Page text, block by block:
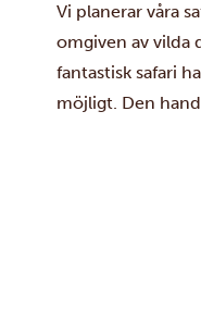
Vi planerar våra
omgiven av vilda
fantastisk safari
möjligt. Den